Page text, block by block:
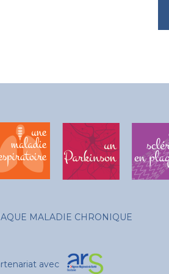
MALADIE CHRONIQUE
avec